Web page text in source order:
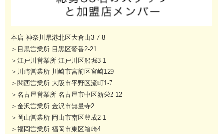
本店 神奈川県港北区大倉山3-7-8
＞目黒営業所 目黒区鷲番2-21
＞江戸川営業所 江戸川区船堀3-1
＞川崎営業所 川崎市宮前区宮崎129
＞関西営業所 大阪市平野区流町1-7
＞名古屋営業所 名古屋市中区新栄2-12
＞金沢営業所 金沢市無量寺2
＞岡山営業所 岡山市南区豊成2-1
＞福岡営業所 福岡市東区箱崎4